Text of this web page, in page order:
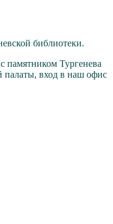
библиотеки.
памятником Тургенева
палаты, вход в наш офис